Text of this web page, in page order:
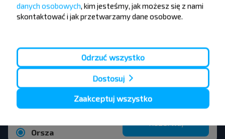
Mińsk
Mińsk
Czausy
Orsza
danych osobowych, kim jesteśmy, jak możesz się z nami
skontaktować i jak przetwarzamy dane osobowe.
Odrzuć wszystko
Dostosuj
Zaakceptuj wszystko